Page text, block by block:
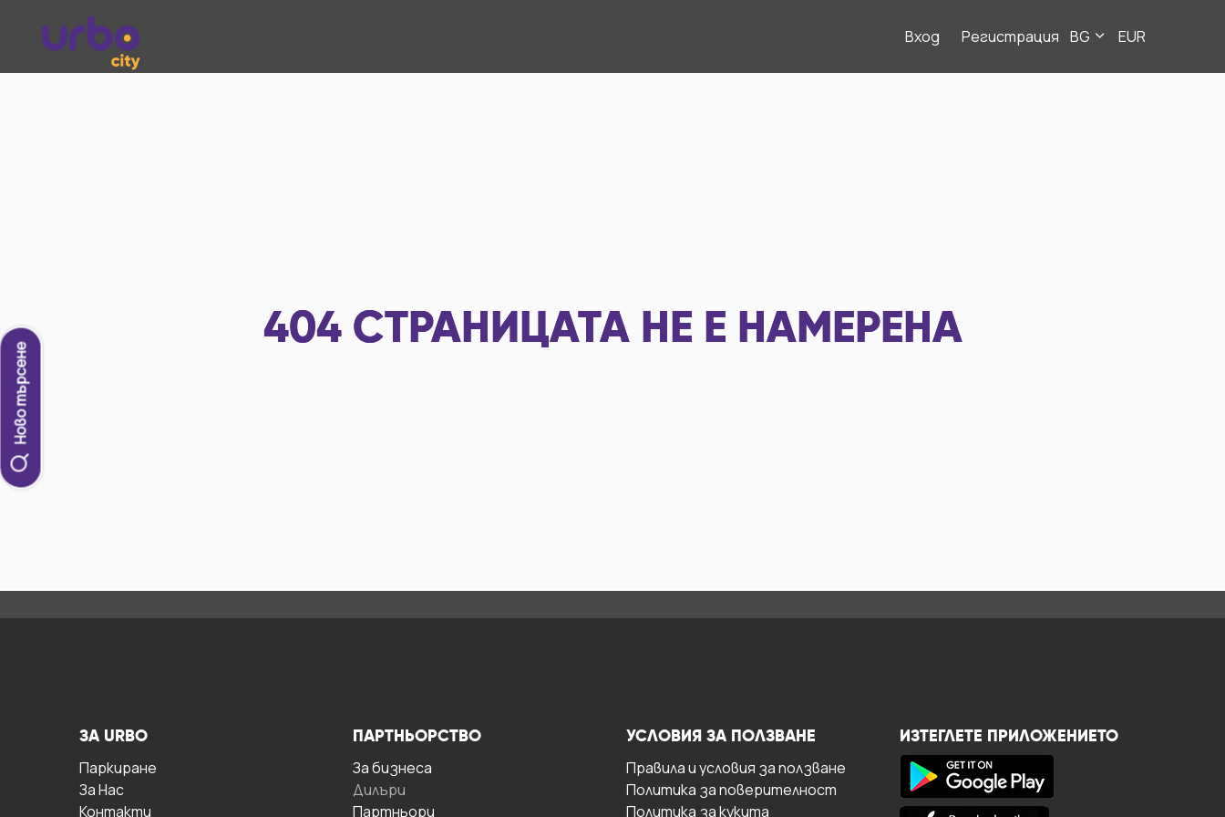
Вход Регистрация BG EUR
Ново търсене
404 СТРАНИЦАТА НЕ Е НАМЕРЕНА
ЗА URBO
Паркиране
За Hас
Контакти
ПАРТНЬОРСТВО
За бизнесa
Дилъри
Партньори
УСЛОВИЯ ЗА ПОЛЗВАНЕ
Правила и условия за ползване
Политика за поверителност
Политика за кукита
ИЗТЕГЛЕТЕ ПРИЛОЖЕНИЕТО